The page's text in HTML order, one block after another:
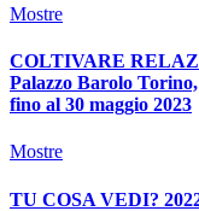
Mostre
COLTIVARE
Palazzo Barolo Torino,
fino al 30 maggio 2023
Mostre
TU COSA VEDI?